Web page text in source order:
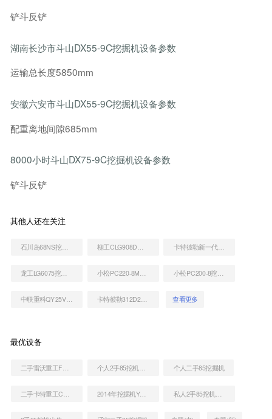
铲斗反铲
湖南长沙市斗山DX55-9C挖掘机设备参数
运输总长度5850mm
安徽六安市斗山DX55-9C挖掘机设备参数
配重离地间隙685mm
8000小时斗山DX75-9C挖掘机设备参数
铲斗反铲
其他人还在关注
石川岛68NS挖掘机 柳工CLG908D挖掘机 卡特彼勒新一代CAT®320 液压挖掘机
龙工LG6075挖掘机 小松PC220-8M0挖掘机 小松PC200-8挖掘机
中联重科QY25V532起重机 卡特彼勒312D2GC挖掘机 查看更多
最优设备
个人二手85挖掘机
2014年挖掘机YC85-8价格